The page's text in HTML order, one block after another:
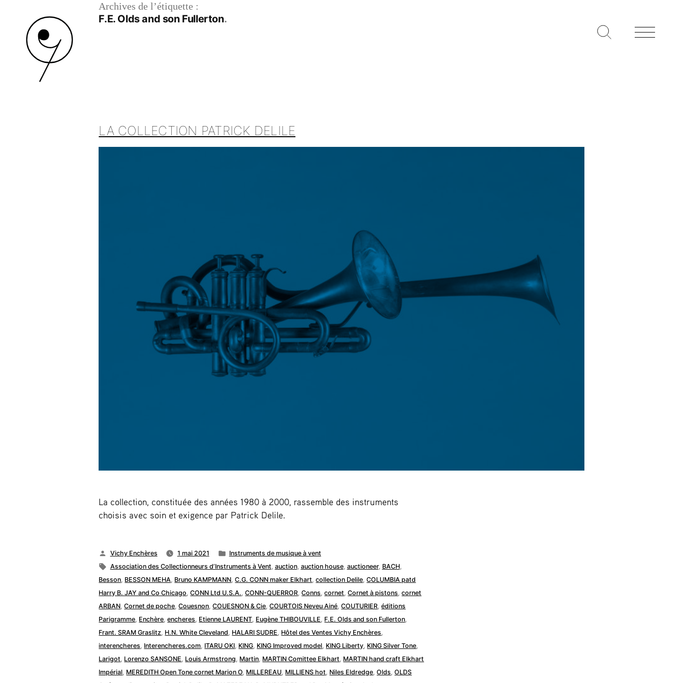
Archives de l’étiquette :
F.E. Olds and son Fullerton
LA COLLECTION PATRICK DELILE
La collection, constituée des années 1980 à 2000, rassemble des instruments
choisis avec soin et exigence par Patrick Delile.
Publié
par
Vichy Enchères 1 mai 2021
Publié
dans
Instruments de musique à vent
Étiquettes :
Association des Collectionneurs d’Instruments à Vent auction, auction house, auctioneer, BACH,
Besson BESSON MEHA Bruno KAMPMANN ,C.G. CONN maker Elkhart ,collection Delile ,COLUMBIA patd
Harry B. JAY and Co Chicago ,CONN Ltd U.S.A. ,CONN-QUERROR ,Conns ,cornet ,Cornet à pistons ,cornet
ARBAN ,Cornet de poche ,Couesnon ,COUESNON & Cie ,COURTOIS Neveu Ainé ,COUTURIER ,éditions
Parigramme Enchère ,encheres Etienne LAURENT Eugène THIBOUVILLE F.E. Olds and son Fullerton
Frant. SRAM Graslitz H.N. White Cleveland HALARI SUDRE Hôtel des Ventes Vichy Enchères
interencheres Interencheres.com ITARU OKI KING KING Improved model KING Liberty KING Silver Tone
Larigot Lorenzo SANSONE Louis Armstrong Martin MARTIN Comittee Elkhart MARTIN hand craft Elkhart
Impérial MEREDITH Open Tone cornet Marion O MILLEREAU MILLIENS hot Niles Eldredge ,Olds ,OLDS